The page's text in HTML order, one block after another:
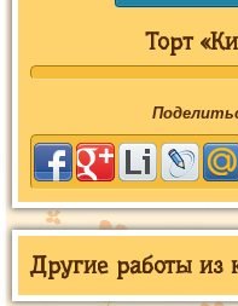
Торт
Другие работы из